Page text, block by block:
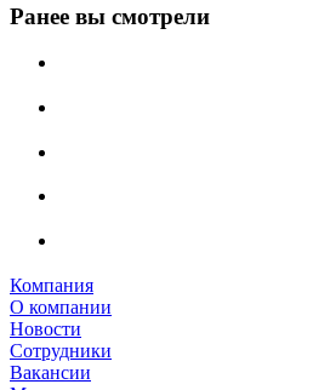
Ранее вы смотрели
Компания
О компании
Новости
Сотрудники
Вакансии